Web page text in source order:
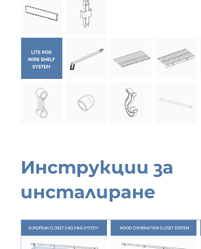
Инструкции за
инсталиране